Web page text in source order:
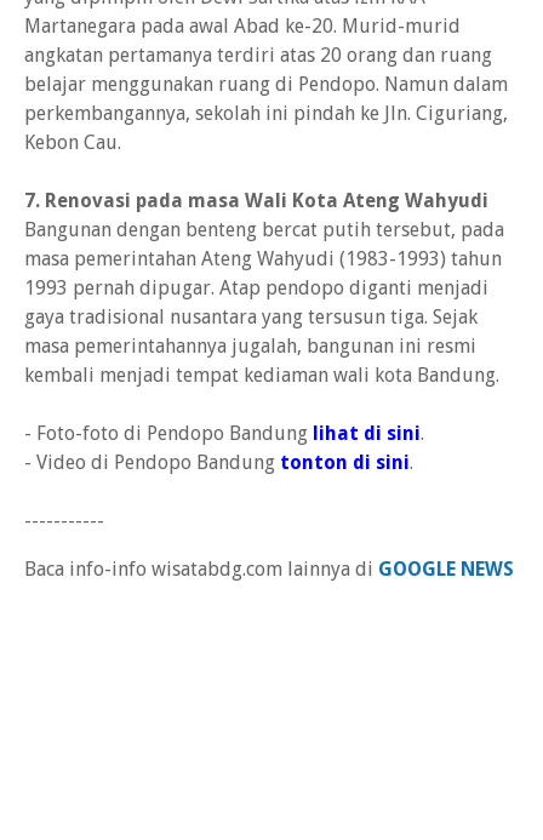
Martanegara pada awal Abad ke-20. Murid-murid
angkatan pertamanya terdiri atas 20 orang dan ruang
belajar menggunakan ruang di Pendopo. Namun dalam
perkembangannya, sekolah ini pindah ke Jln. Ciguriang,
Kebon Cau.
7. Renovasi pada masa Wali Kota Ateng Wahyudi
Bangunan dengan benteng bercat putih tersebut, pada
masa pemerintahan Ateng Wahyudi (1983-1993) tahun
1993 pernah dipugar. Atap pendopo diganti menjadi
gaya tradisional nusantara yang tersusun tiga. Sejak
masa pemerintahannya jugalah, bangunan ini resmi
kembali menjadi tempat kediaman wali kota Bandung.
- Foto-foto di Pendopo Bandung lihat di sini.
- Video di Pendopo Bandung tonton di sini.
-----------
Baca info-info wisatabdg.com lainnya di GOOGLE NEWS